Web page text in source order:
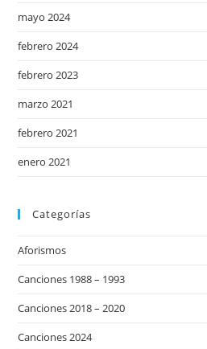
mayo 2024
febrero 2024
febrero 2023
marzo 2021
febrero 2021
enero 2021
Categorías
Aforismos
Canciones 1988 – 1993
Canciones 2018 – 2020
Canciones 2024